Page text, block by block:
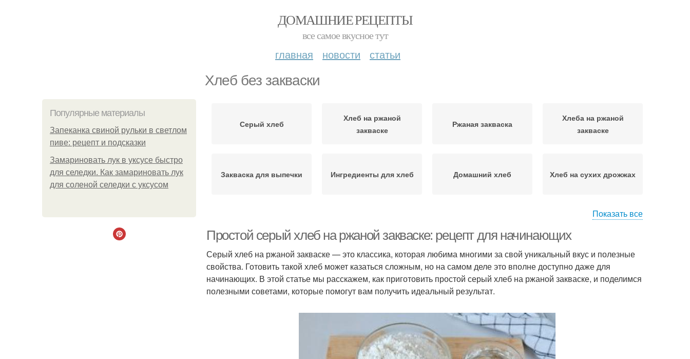
ДОМАШНИЕ РЕЦЕПТЫ
все самое вкусное тут
главная новости статьи
Хлеб без закваски
Популярные материалы
Запеканка свиной рульки в светлом
пиве: рецепт и подсказки
Замариновать лук в уксусе быстро
для селедки. Как замариновать лук
для соленой селедки с уксусом
Серый хлеб
Хлеб на ржаной
закваске
Ржаная закваска
Хлеба на ржаной
закваске
Закваска для выпечки Ингредиенты для хлеб Домашний хлеб Хлеб на сухих дрожжах
дрожжах
Хлеб из гречневой муки
Хлеб из кукурузной
муки
Хлеб из ржаной муки Мука на закваске
цельнозерновой мукой
Хлеб с цельнозерновой
мукой
Показать все
Простой серый хлеб на ржаной закваске: рецепт для начинающих
Серый хлеб на ржаной закваске — это классика, которая любима многими за свой уникальный вкус и полезные
свойства. Готовить такой хлеб может казаться сложным, но на самом деле это вполне доступно даже для
начинающих. В этой статье мы расскажем, как приготовить простой серый хлеб на ржаной закваске, и поделимся
полезными советами, которые помогут вам получить идеальный результат.